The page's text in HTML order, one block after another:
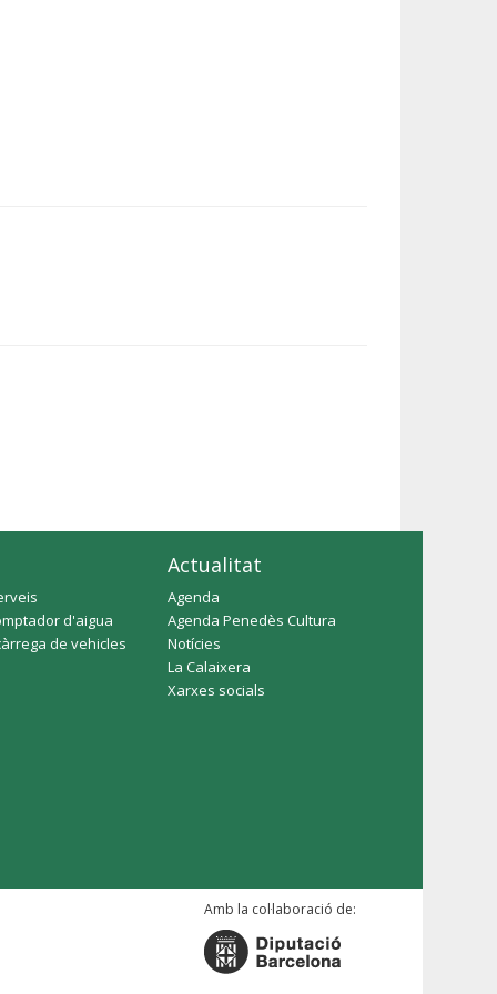
d'aigua
de vehicles
Actualitat
Agenda
Agenda Penedès Cultura
Notícies
La Calaixera
Xarxes socials
Amb la col·laboració de: